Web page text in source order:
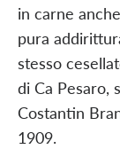
in carne
pura
stesso
di Ca Pesaro,
Costantin
1909.